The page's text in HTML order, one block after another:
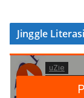
Jinggle Literasi